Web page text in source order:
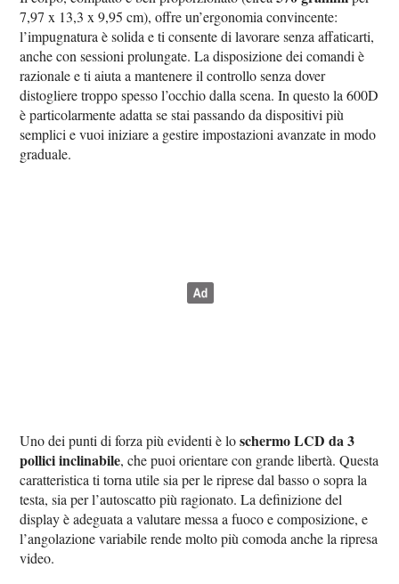
7,97 x 13,3 x 9,95 cm), offre un’ergonomia convincente:
l’impugnatura è solida e ti consente di lavorare senza affaticarti,
anche con sessioni prolungate. La disposizione dei comandi è
razionale e ti aiuta a mantenere il controllo senza dover
distogliere troppo spesso l’occhio dalla scena. In questo la 600D
è particolarmente adatta se stai passando da dispositivi più
semplici e vuoi iniziare a gestire impostazioni avanzate in modo
graduale.
Uno dei punti di forza più evidenti è loschermo LCD da 3
pollici inclinabile, che puoi orientare con grande libertà. Questa
caratteristica ti torna utile sia per le riprese dal basso o sopra la
testa, sia per l’autoscatto più ragionato. La definizione del
display è adeguata a valutare messa a fuoco e composizione, e
l’angolazione variabile rende molto più comoda anche la ripresa
video.